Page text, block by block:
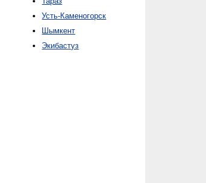
Усть-Каменогорск
Шымкент
Экибастуз